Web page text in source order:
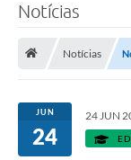
LGPD
Licitações
Notícias
Notícias
JUN
24
24 JUN